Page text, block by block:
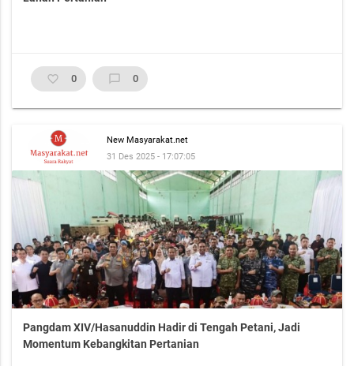
favorite_border 0 chat_bubble_outline 0
New Masyarakat.net
31 Des 2025 - 17:07:05
Pangdam XIV/Hasanuddin Hadir di Tengah Petani, Jadi
Momentum Kebangkitan Pertanian